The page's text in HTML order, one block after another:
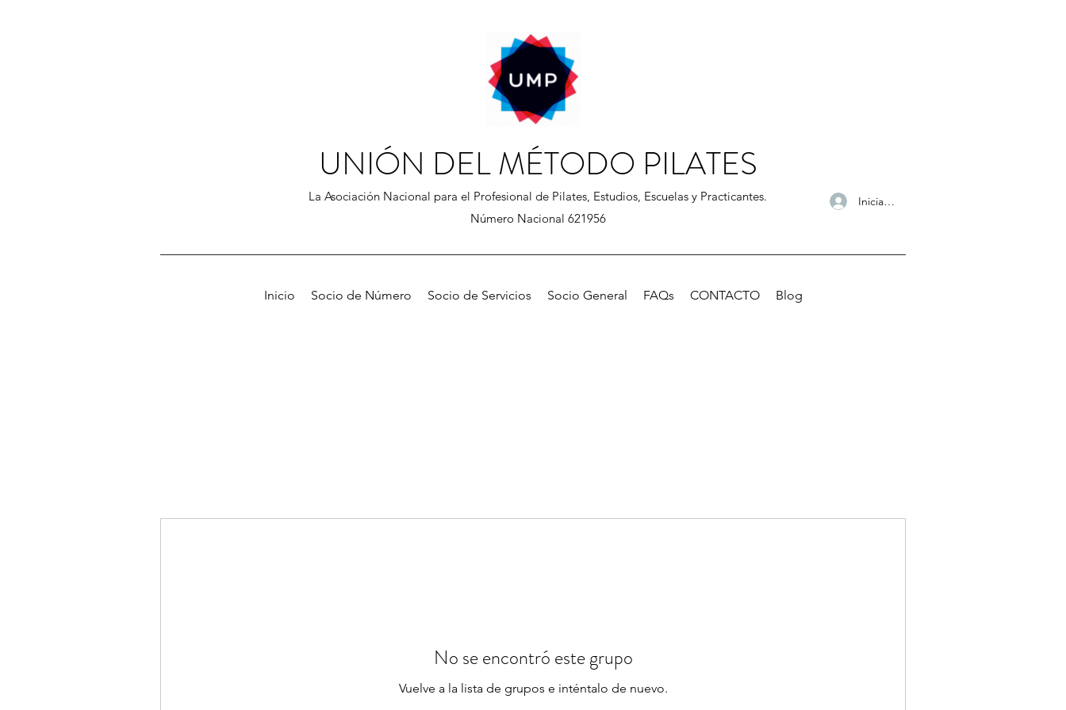
UNIÓN DEL MÉTODO PILATES
La Asociación Nacional para el Profesional de Pilates, Estudios, Escuelas y Practicantes.
Número Nacional 621956
Iniciar sesión
Inicio Socio de Número Socio de Servicios Socio General FAQs CONTACTO Blog
No se encontró este grupo
Vuelve a la lista de grupos e inténtalo de nuevo.